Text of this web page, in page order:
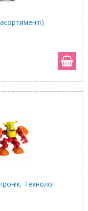
Технолог